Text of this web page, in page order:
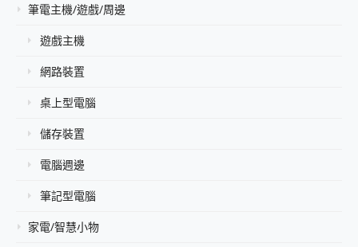
筆電主機/遊戲/周邊
遊戲主機
網路裝置
桌上型電腦
儲存裝置
電腦週邊
筆記型電腦
家電/智慧小物